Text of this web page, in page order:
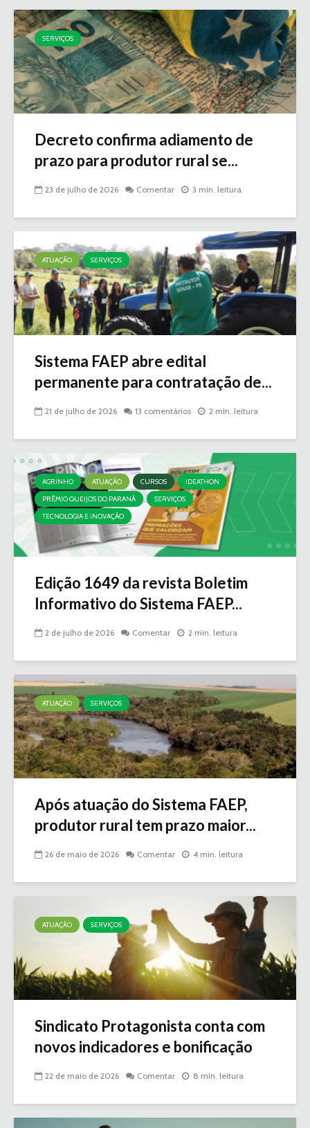
SERVIÇOS
Decreto confirma adiamento de
prazo para produtor rural se...
23 de julho de 2026 Comentar 3 min. leitura
ATUAÇÃO SERVIÇOS
Sistema FAEP abre edital
permanente para contratação de...
21 de julho de 2026 13 comentários 2 min. leitura
AGRINHO ATUAÇÃO CURSOS
IDEATHON
PRÊMIO QUEIJOS DO PARANÁ
SERVIÇOS
TECNOLOGIA E INOVAÇÃO
Edição 1649 da revista Boletim
Informativo do Sistema FAEP...
2 de julho de 2026 Comentar 2 min. leitura
ATUAÇÃO SERVIÇOS
Após atuação do Sistema FAEP,
produtor rural tem prazo maior...
26 de maio de 2026 Comentar 4 min. leitura
ATUAÇÃO SERVIÇOS
Sindicato Protagonista conta com
novos indicadores e bonificação
22 de maio de 2026 Comentar 8 min. leitura